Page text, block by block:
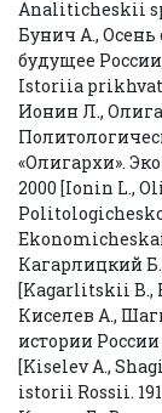
Analiticheskii
Бунич А.,
будущее
Istoriia
Ионин Л.,
«Олигархи».
2000 [Ionin L.,
Кагарлицкий
[Kagarlitskii B.,
Киселев А.,
истории России
[Kiselev A.,
istorii Rossii.